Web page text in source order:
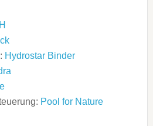
Hydrostar Binder
Pool for Nature